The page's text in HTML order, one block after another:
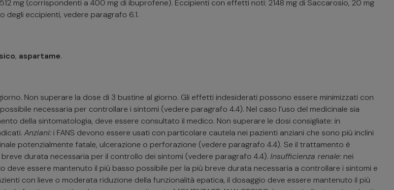
mg (corrispondenti a 400 mg di ibuprofene). Eccipienti con effetti noti: 2148 mg di Saccarosio, 20 mg
degli eccipienti, vedere paragrafo 6.1.
, aspartame.
Non superare la dose di 3 bustine al giorno. Gli effetti indesiderati possono essere minimizzati con
necessaria per controllare i sintomi (vedere paragrafo 4.4). Nel caso l’uso del medicinale sia
della sintomatologia, deve essere consultato il medico. Non superare le dosi consigliate: in
Anziani: i FANS devono essere usati con particolare cautela nei pazienti anziani che sono più inclini
potenzialmente fatale, ulcerazione o perforazione (vedere paragrafo 4.4). Se il trattamento è
durata necessaria per il controllo dei sintomi (vedere paragrafo 4.4). Insufficienza renale: nei
deve essere mantenuto il più basso possibile per la più breve durata necessaria a controllare i sintomi e
con lieve o moderata riduzione della funzionalità epatica, il dosaggio deve essere mantenuto il più